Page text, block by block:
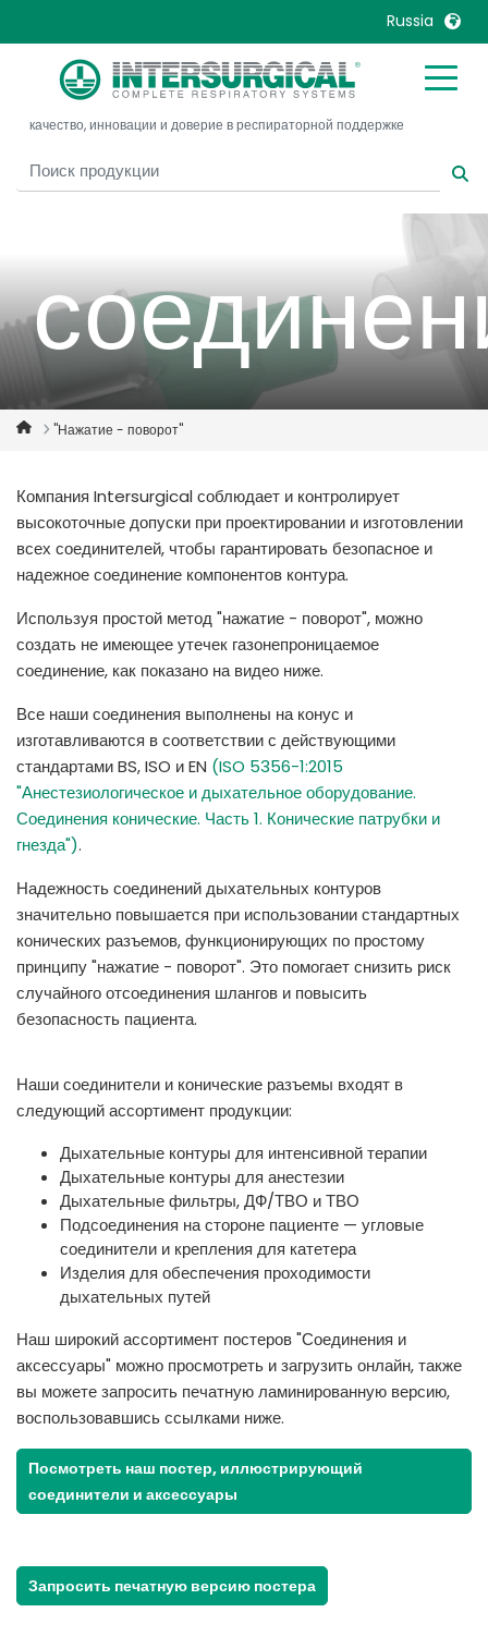
Russia
United Kingdom
United States
Canada, Français
China
Denmark
España
France
Italia
Mexico
Nederlands
Norway
Turkey
International English
качество, инновации и доверие в респираторной поддержке
надежное
"Нажатие - поворот"
Компания Intersurgical соблюдает и контролирует
высокоточные допуски при проектировании и изготовлении
всех соединителей, чтобы гарантировать безопасное и
надежное соединение компонентов контура.
Используя простой метод "нажатие - поворот", можно
создать не имеющее утечек газонепроницаемое
соединение, как показано на видео ниже.
Все наши соединения выполнены на конус и
изготавливаются в соответствии с действующими
стандартами BS, ISO и EN (ISO 5356-1:2015
"Анестезиологическое и дыхательное оборудование.
Соединения конические. Часть 1. Конические патрубки и
гнезда").
Надежность соединений дыхательных контуров
значительно повышается при использовании стандартных
конических разъемов, функционирующих по простому
принципу "нажатие - поворот". Это помогает снизить риск
случайного отсоединения шлангов и повысить
безопасность пациента.
Наши соединители и конические разъемы входят в
следующий ассортимент продукции:
Дыхательные контуры для интенсивной терапии
Дыхательные контуры для анестезии
Дыхательные фильтры, ДФ/ТВО и ТВО
Подсоединения на стороне пациенте — угловые
соединители и крепления для катетера
Изделия для обеспечения проходимости
дыхательных путей
Наш широкий ассортимент постеров "Соединения и
аксессуары" можно просмотреть и загрузить онлайн, также
вы можете запросить печатную ламинированную версию,
воспользовавшись ссылками ниже.
Посмотреть наш постер, иллюстрирующий
соединители и аксессуары
Запросить печатную версию постера